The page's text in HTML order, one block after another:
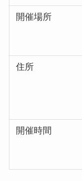
開催場所
住所
開催時間